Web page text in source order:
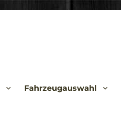
Fahrzeugauswahl